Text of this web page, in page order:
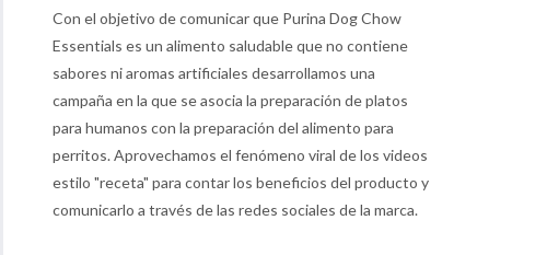
Con el objetivo de comunicar que Purina Dog Chow
Essentials es un alimento saludable que no contiene
sabores ni aromas artificiales desarrollamos una
campaña en la que se asocia la preparación de platos
para humanos con la preparación del alimento para
perritos. Aprovechamos el fenómeno viral de los videos
estilo "receta" para contar los beneficios del producto y
comunicarlo a través de las redes sociales de la marca.